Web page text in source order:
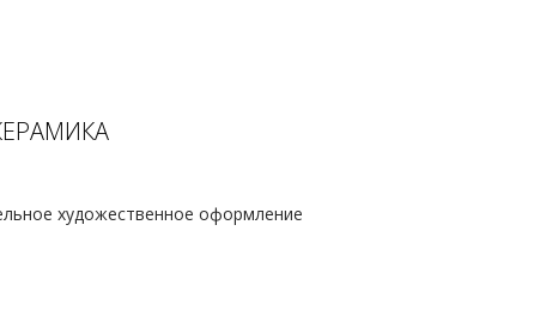
художественное оформление